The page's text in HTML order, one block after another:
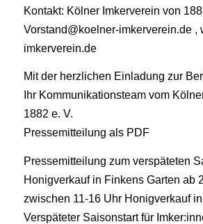
Kontakt: Kölner Imkerverein von
Vorstand@koelner-imkerverein.de ,
imkerverein.de
Mit der herzlichen Einladung zur
Ihr Kommunikationsteam vom
1882 e. V.
Pressemitteilung als PDF
Pressemitteilung zum verspäteten
Honigverkauf in Finkens Garten ab
zwischen 11-16 Uhr Honigverkauf
Verspäteter Saisonstart für